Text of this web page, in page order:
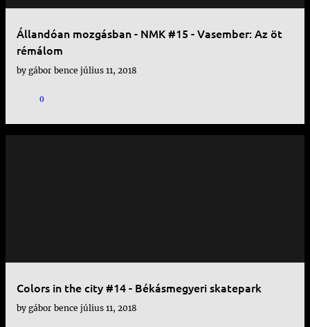
Állandóan mozgásban - NMK #15 - Vasember: Az öt
rémálom
by gábor bence július 11, 2018
0
Colors in the city #14 - Békásmegyeri skatepark
by gábor bence július 11, 2018